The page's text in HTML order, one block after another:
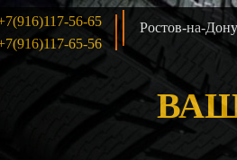
56-65
65-56
Ростов-на-